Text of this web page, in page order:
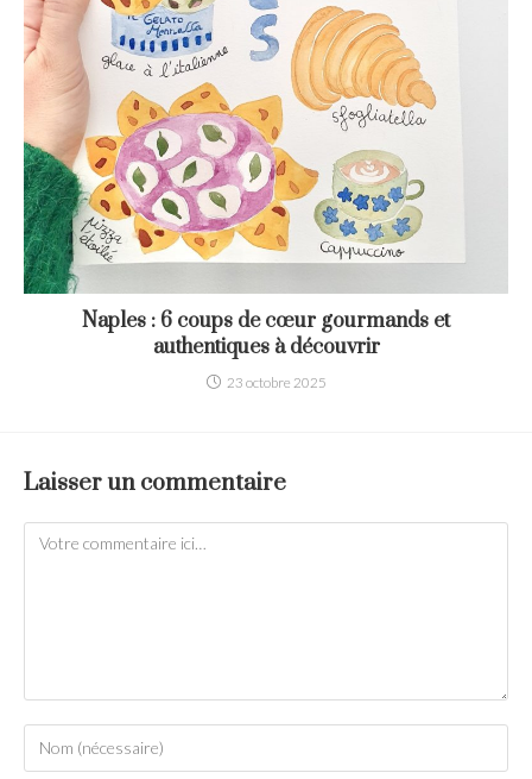
Naples : 6 coups de cœur gourmands et
authentiques à découvrir
23 octobre 2025
Laisser un commentaire
Comment